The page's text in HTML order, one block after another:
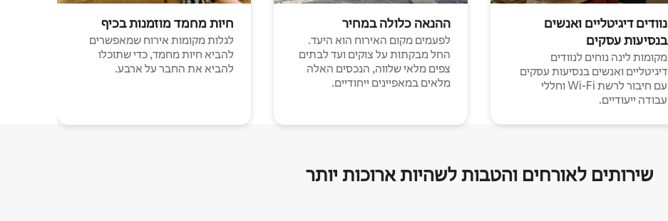
נוודים דיגיטליים ואנשים
בנסיעות עסקים
מקומות לינה נוחים לנוודים
דיגיטליים ואנשים בנסיעות עסקים
עם חיבור לרשת Wi-Fi וחללי
עבודה ייעודיים.
ההנאה כלולה במחיר
לפעמים מקום האירוח הוא היעד.
החל מבקתות על צוקים ועד לבתים
צפים מלאי שלווה, הנכסים האלה
מלאים במאפיינים ייחודיים.
חיות מחמד מוזמנות בכיף
לגלות מקומות אירוח שמאפשרים
להביא חיות מחמד, כדי שתוכלו
להביא את החבר על ארבע.
שירותים לאורחים והטבות לשהיות ארוכות יותר